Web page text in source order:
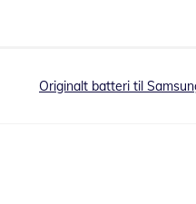
Originalt batteri til